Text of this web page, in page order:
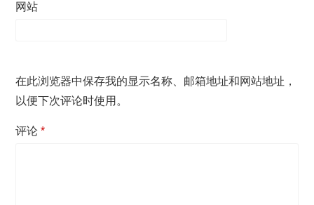
网站
在此浏览器中保存我的显示名称、邮箱地址和网站地址，
以便下次评论时使用。
评论*